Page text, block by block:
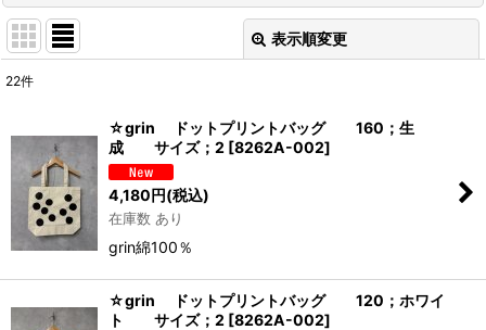
表示順変更
並び順:
22件
☆grin ドットプリントバッグ 160；生
成 サイズ；2 [8262A-002]
4,180円(税込)
在庫数 あり
grin綿100％
☆grin ドットプリントバッグ 120；ホワイ
ト サイズ；2 [8262A-002]